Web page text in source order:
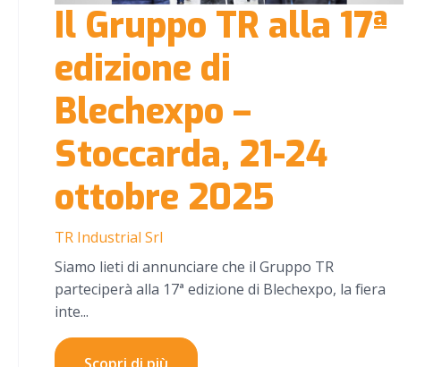
Il Gruppo TR alla 17ª
edizione di
Blechexpo –
Stoccarda, 21-24
ottobre 2025
TR Industrial Srl
Siamo lieti di annunciare che il Gruppo TR
parteciperà alla 17ª edizione di Blechexpo, la fiera
inte...